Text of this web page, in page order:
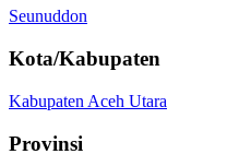
Seunuddon
Kota/Kabupaten
Kabupaten Aceh Utara
Provinsi